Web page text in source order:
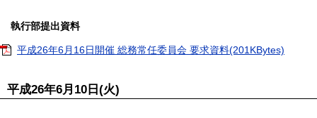
執行部提出資料
平成26年6月16日開催 総務常任委員会 要求資料(201KBytes)
平成26年6月10日(火)